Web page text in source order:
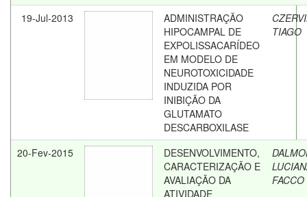
19-Jul-2013
ADMINISTRAÇÃO
HIPOCAMPAL DE
EXPOLISSACARÍDEO
EM MODELO DE
NEUROTOXICIDADE
INDUZIDA POR
INIBIÇÃO DA
GLUTAMATO
DESCARBOXILASE
TIAGO
20-Fev-2015
DESENVOLVIMENTO,
CARACTERIZAÇÃO E
AVALIAÇÃO DA
ATIVIDADE
FACCO